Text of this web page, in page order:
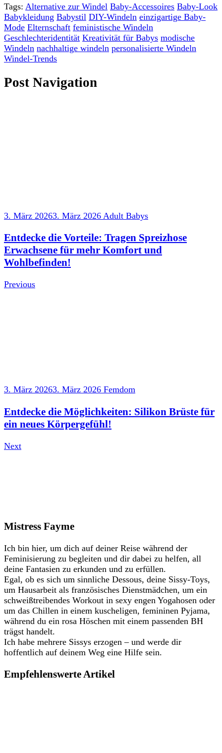
Tags: Alternative zur Windel Baby-Accessoires Baby-Look
Babykleidung Babystil DIY-Windeln einzigartige Baby-
Mode Elternschaft feministische Windeln
Geschlechteridentität Kreativität für Babys modische
Windeln nachhaltige windeln personalisierte Windeln
Windel-Trends
Post Navigation
3. März 20263. März 2026 Adult Babys
Entdecke die Vorteile: Tragen Spreizhose
Erwachsene für mehr Komfort und
Wohlbefinden!
Previous
3. März 20263. März 2026 Femdom
Entdecke die Möglichkeiten: Silikon Brüste für
ein neues Körpergefühl!
Next
Mistress Fayme
Ich bin hier, um dich auf deiner Reise während der
Feminisierung zu begleiten und dir dabei zu helfen, all
deine Fantasien zu erkunden und zu erfüllen.
Egal, ob es sich um sinnliche Dessous, deine Sissy-Toys,
um Hausarbeit als französisches Dienstmädchen, um ein
schweißtreibendes Workout in sexy engen Yogahosen oder
um das Chillen in einem kuscheligen, femininen Pyjama,
während du ein rosa Höschen mit einem passenden BH
trägst handelt.
Ich habe mehrere Sissys erzogen – und werde dir
hoffentlich auf deinem Weg eine Hilfe sein.
Empfehlenswerte Artikel